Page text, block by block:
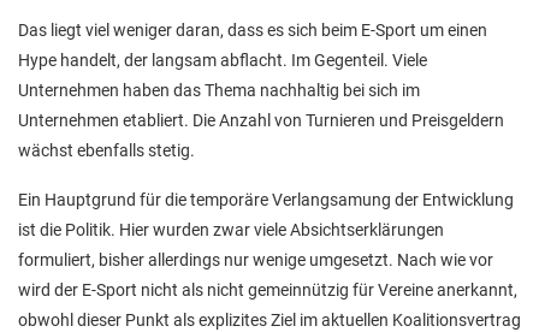
Das liegt viel weniger daran, dass es sich beim E-Sport um einen
Hype handelt, der langsam abflacht. Im Gegenteil. Viele
Unternehmen haben das Thema nachhaltig bei sich im
Unternehmen etabliert. Die Anzahl von Turnieren und Preisgeldern
wächst ebenfalls stetig.
Ein Hauptgrund für die temporäre Verlangsamung der Entwicklung
ist die Politik. Hier wurden zwar viele Absichtserklärungen
formuliert, bisher allerdings nur wenige umgesetzt. Nach wie vor
wird der E-Sport nicht als nicht gemeinnützig für Vereine anerkannt,
obwohl dieser Punkt als explizites Ziel im aktuellen Koalitionsvertrag